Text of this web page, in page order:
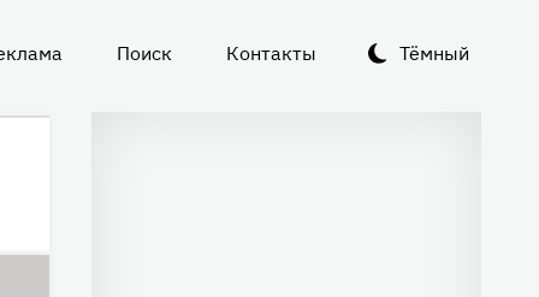
Тёмный
Поиск Контакты